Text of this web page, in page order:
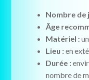
Nombre de
Âge
Matériel :
Lieu :en
Durée :
nombre de